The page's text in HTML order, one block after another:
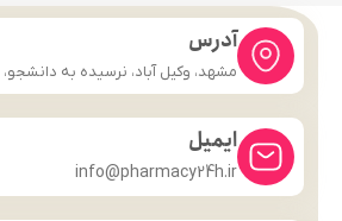
آدرس
مشهد، وکیل آباد، نرسیده به دانشجو،
ایمیل
info@pharmacy24h.ir